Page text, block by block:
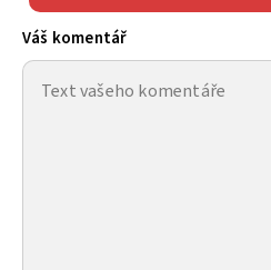
Váš komentář